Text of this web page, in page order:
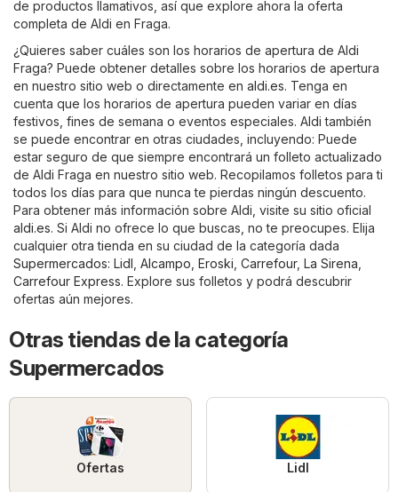
de productos llamativos, así que explore ahora la oferta
completa de Aldi en Fraga.
¿Quieres saber cuáles son los horarios de apertura de Aldi
Fraga? Puede obtener detalles sobre los horarios de apertura
en nuestro sitio web o directamente en aldi.es. Tenga en
cuenta que los horarios de apertura pueden variar en días
festivos, fines de semana o eventos especiales. Aldi también
se puede encontrar en otras ciudades, incluyendo: Puede
estar seguro de que siempre encontrará un folleto actualizado
de Aldi Fraga en nuestro sitio web. Recopilamos folletos para ti
todos los días para que nunca te pierdas ningún descuento.
Para obtener más información sobre Aldi, visite su sitio oficial
aldi.es. Si Aldi no ofrece lo que buscas, no te preocupes. Elija
cualquier otra tienda en su ciudad de la categoría dada
Supermercados: Lidl Alcampo Eroski Carrefour, La Sirena
Carrefour Express. Explore sus folletos y podrá descubrir
ofertas aún mejores.
Otras tiendas de la categoría
Supermercados
Ofertas Lidl